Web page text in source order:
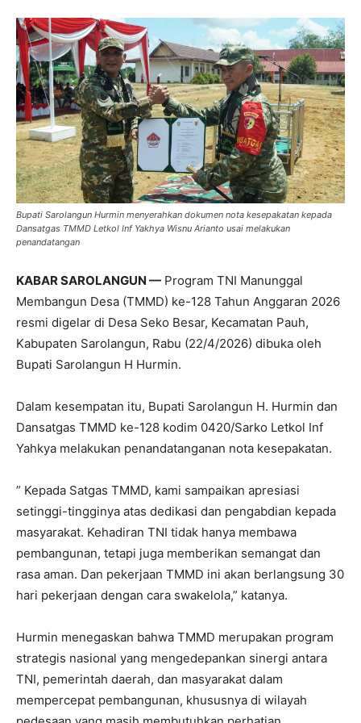
Bupati Sarolangun Hurmin menyerahkan dokumen nota kesepakatan kepada
Dansatgas TMMD Letkol Inf Yakhya Wisnu Arianto usai melakukan
penandatangan
KABAR SAROLANGUN — Program TNI Manunggal
Membangun Desa (TMMD) ke-128 Tahun Anggaran 2026
resmi digelar di Desa Seko Besar, Kecamatan Pauh,
Kabupaten Sarolangun, Rabu (22/4/2026) dibuka oleh
Bupati Sarolangun H Hurmin.
Dalam kesempatan itu, Bupati Sarolangun H. Hurmin dan
Dansatgas TMMD ke-128 kodim 0420/Sarko Letkol Inf
Yahkya melakukan penandatanganan nota kesepakatan.
” Kepada Satgas TMMD, kami sampaikan apresiasi
setinggi-tingginya atas dedikasi dan pengabdian kepada
masyarakat. Kehadiran TNI tidak hanya membawa
pembangunan, tetapi juga memberikan semangat dan
rasa aman. Dan pekerjaan TMMD ini akan berlangsung 30
hari pekerjaan dengan cara swakelola,” katanya.
Hurmin menegaskan bahwa TMMD merupakan program
strategis nasional yang mengedepankan sinergi antara
TNI, pemerintah daerah, dan masyarakat dalam
mempercepat pembangunan, khususnya di wilayah